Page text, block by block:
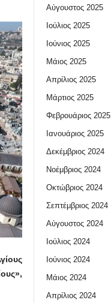
Αύγουστος 2025
Ιούλιος 2025
Ιούνιος 2025
Μάιος 2025
Απρίλιος 2025
Μάρτιος 2025
Φεβρουάριος 2025
Ιανουάριος 2025
Δεκέμβριος 2024
Νοέμβριος 2024
Οκτώβριος 2024
Σεπτέμβριος 2024
Αύγουστος 2024
Ιούλιος 2024
Ιούνιος 2024
Μάιος 2024
Απρίλιος 2024